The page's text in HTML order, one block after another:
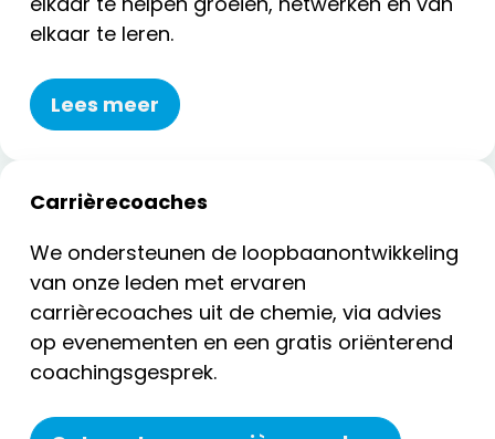
elkaar te leren.
Lees meer
Carrièrecoaches
We ondersteunen de loopbaanontwikkeling
van onze leden met ervaren
carrièrecoaches uit de chemie, via advies
op evenementen en een gratis oriënterend
coachingsgesprek.